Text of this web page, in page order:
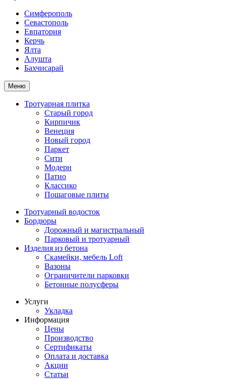
Симферополь
Севастополь
Евпатория
Керчь
Ялта
Алушта
Бахчисарай
Меню
Тротуарная плитка
Старый город
Кирпичик
Венеция
Новый город
Паркет
Сити
Модерн
Патио
Классико
Пошаговые плиты
Тротуарный водосток
Бордюры
Дорожный и магистральный
Парковый и тротуарный
Изделия из бетона
Скамейки, мебель Loft
Вазоны
Ограничители парковки
Бетонные полусферы
Услуги
Укладка
Информация
Цены
Производство
Сертификаты
Оплата и доставка
Акции
Статьи